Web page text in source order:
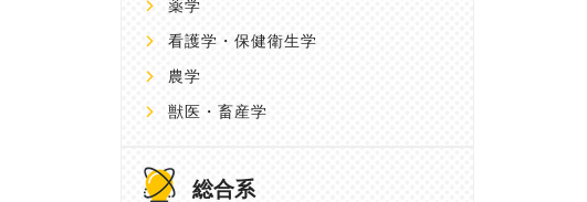
薬学
看護学・保健衛生学
農学
獣医・畜産学
総合系